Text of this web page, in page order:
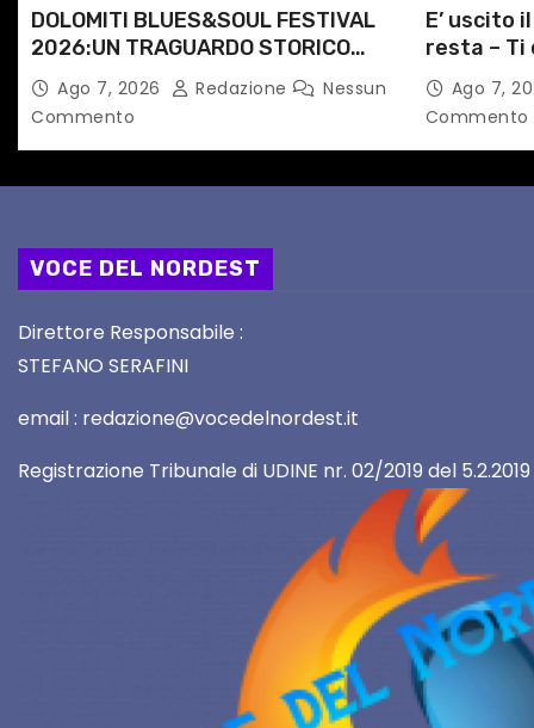
c
o
l
i
DOLOMITI BLUES&SOUL FESTIVAL
2026:UN TRAGUARDO STORICO
PER LA 25ª EDIZIONE TRA LE CIME
PATRIMONIO UNESCO
Ago 7, 2026 Redazione
Nessun
Commento
E’ uscito
resta – Ti
Angela
primario
Ago 7,
Commento
VOCE DEL NORDEST
Direttore Responsabile :
STEFANO SERAFINI
email : redazione@vocedelnordest.it
Registrazione Tribunale di UDINE nr. 02/2019 del 5.2.2019